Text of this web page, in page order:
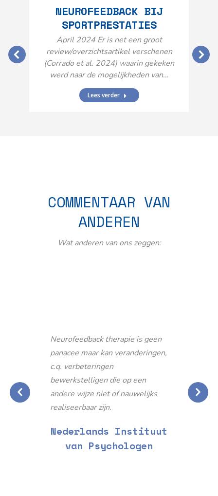
NEUROFEEDBACK BIJ
SPORTPRESTATIES
April 2024 Er is net een groot
review/overzichtsartikel verschenen
(Corrado et al. 2024) waarin gekeken
werd naar de mogelijkheden van…
Lees verder
COMMENTAAR VAN
ANDEREN
Wat anderen van ons zeggen:
Neurofeedback therapie is geen
panacee maar kan veranderingen,
c.q. verbeteringen
bewerkstelligen die op een
andere wijze niet of nauwelijks
realiseerbaar zijn.
Nederlands Instituut
van Psychologen